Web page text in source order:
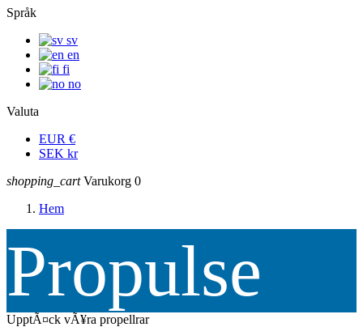
Språk
sv
en
fi
no
Valuta
EUR €
SEK kr
shopping_cart Varukorg 0
Hem
Propulse
UpptÃ¤ck vÃ¥ra propellrar